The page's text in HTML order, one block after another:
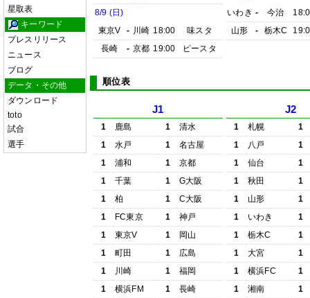
星取表
キーワード
プレスリリース
ニュース
ブログ
データ・その他
ダウンロード
toto
試合
選手
8/9 (日)
東京V
- 川崎 18:00
味スタ
長崎
- 京都 19:00 ピースタ
いわき - 今治
山形
- 栃木C
順位表
J1
1 鹿島 1
清水
1
水戸 1
名古屋
1
浦和 1
京都
1
千葉 1
G大阪
1
柏 1
C大阪
1
FC東京 1
神戸
1
東京V 1
岡山
1
町田 1
広島
1
川崎 1
福岡
1
横浜FM 1 長崎
J2
1 札幌
1
1
八戸
1
1
仙台
1
1
秋田
1
1
山形
1
1
いわき
1
1
栃木C
1
1
大宮
1
1
横浜FC
1
1
湘南 1